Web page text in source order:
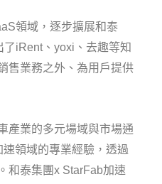
領域，逐步擴展和泰
iRent、yoxi、去趣等知
售業務之外、為用戶提供
產業的多元場域與市場通
領域的專業經驗，透過
和泰集團x StarFab加速